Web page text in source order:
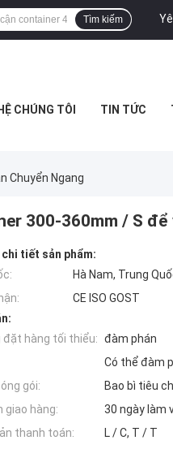
Tìm kiếm
CHÚNG TÔI TIN TỨC
Chuyển Ngang
300-360mm / S để
tiết sản phẩm:
Hà Nam, Trung
CE ISO GOST
đặt hàng tối thiểu: đàm phán
Có thể đàm
gói:
Bao bì tiêu
giao hàng:
30 ngày làm
thanh toán:
L / C, T / T